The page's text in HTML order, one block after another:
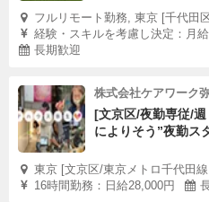
フルリモート勤務, 東京 [千代田
経験・スキルを考慮し決定：月
長期歓迎
株式会社ケアワーク
[文京区/夜勤専従/
によりそう”夜勤ス
東京 [文京区/東京メトロ千代田
16時間勤務：日給28,000円